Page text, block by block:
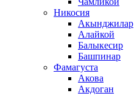
Никосия
Акынджилар
Алайкой
Балыкесир
Башпинар
Фамагуста
Акова
Акдоган